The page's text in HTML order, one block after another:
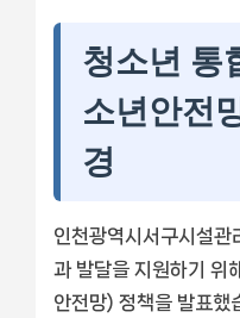
청소년 통
소년안전
경
인천광역시서구시설관
과 발달을 지원하기 위
안전망) 정책을 발표했